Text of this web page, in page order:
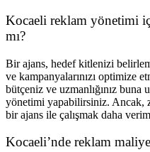
Kocaeli reklam yönetimi
mı?
Bir ajans, hedef kitlenizi
ve kampanyalarınızı optimize
bütçeniz ve uzmanlığınız buna
yönetimi yapabilirsiniz. Ancak,
bir ajans ile çalışmak daha
Kocaeli’nde reklam